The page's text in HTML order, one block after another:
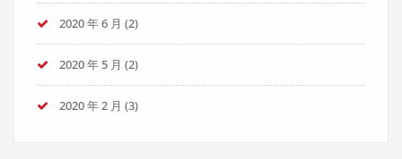
2020 年 6 月 (2)
2020 年 5 月 (2)
2020 年 2 月 (3)